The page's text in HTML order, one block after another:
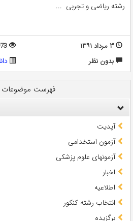
رشته ریاضی و تجربی ...
۳ مرداد ۱۳۹۱
973
بدون نظر
فهرست موضوعات
آپدیت
آزمون استخدامی
آزمونهای علوم پزشکی
اخبار
اطلاعیه
انتخاب رشته کنکور
برگزیده